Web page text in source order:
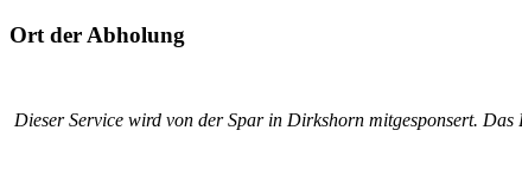
Ort der Abholung
Dieser Service wird von der Spar in Dirkshorn mitgesponsert.